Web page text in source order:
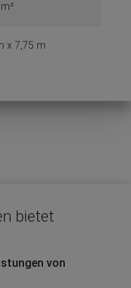
x 7,75 m
bietet
von